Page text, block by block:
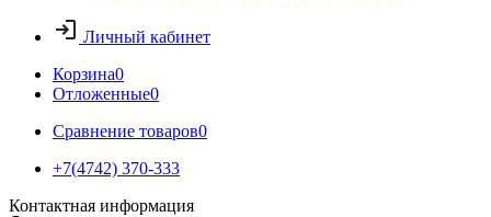
Личный кабинет
Корзина0
Отложенные0
Сравнение товаров0
+7(4742) 370-333
Контактная информация